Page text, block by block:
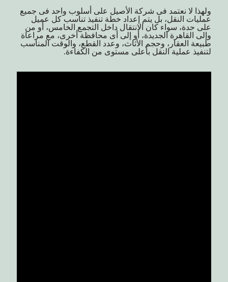
ولهذا لا نعتمد فى شركة الأصيل على أسلوب واحد فى جميع
عمليات النقل، بل يتم إعداد خطة تنفيذ تناسب كل عميل
على حدة، سواء كان الانتقال داخل التجمع الخامس، أو من
وإلى القاهرة الجديدة، أو إلى أى محافظة أخرى، مع مراعاة
طبيعة العقار، وحجم الأثاث، وعدد القطع، والوقت المناسب
لتنفيذ عملية النقل بأعلى مستوى من الكفاءة.